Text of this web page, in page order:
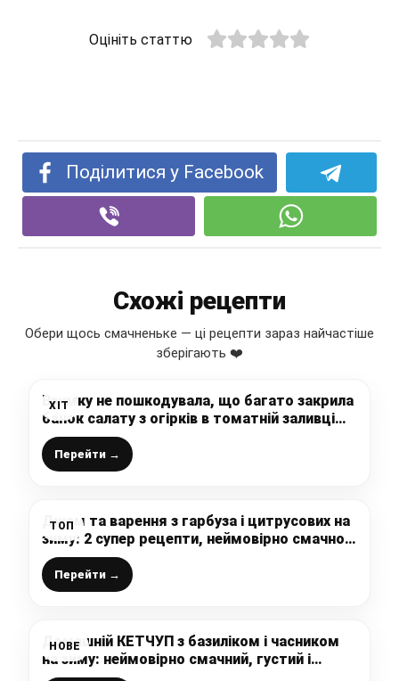
Оцініть статтю
Поділитися у Facebook
Схожі рецепти
Обери щось смачненьке — ці рецепти зараз найчастіше
зберігають ❤️
ХІТ
Взимку не пошкодувала, що багато закрила
банок салату з огірків в томатній заливці
без стерилізації
Перейти →
ТОП
Джем та варення з гарбуза і цитрусових на
зиму: 2 супер рецепти, неймовірно смачно
виходить, джем густенький для випічки
просто ідеально
Перейти →
НОВЕ
Домашній КЕТЧУП з базиліком і часником
на зиму: неймовірно смачний, густий і
ароматний, просто ідеальний рецепт, який